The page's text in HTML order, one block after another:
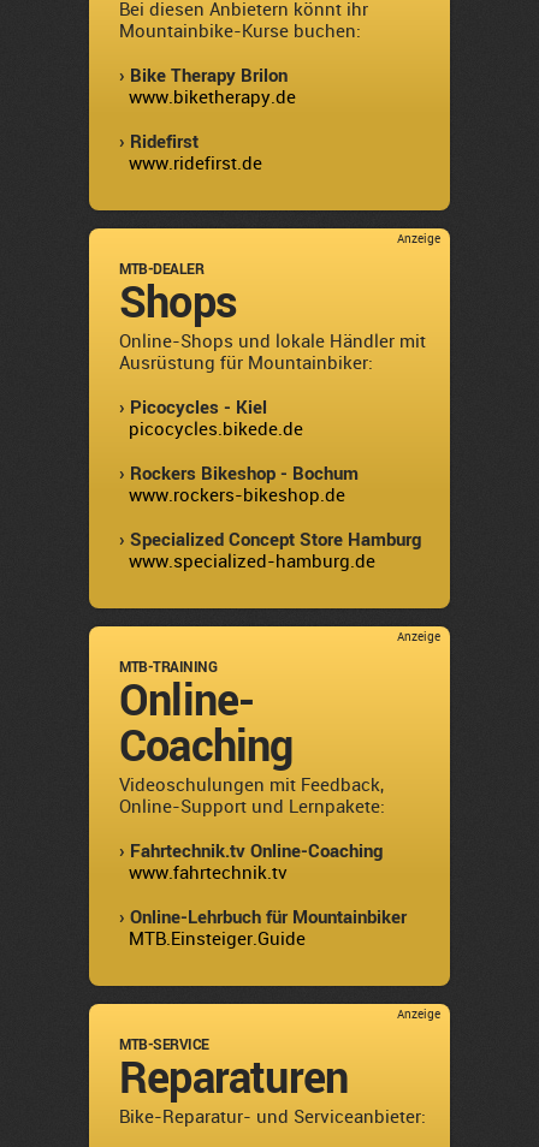
Bei diesen Anbietern könnt ihr
Mountainbike-Kurse buchen:
› Bike Therapy Brilon
www.biketherapy.de
› Ridefirst
www.ridefirst.de
Anzeige
MTB-DEALER
Shops
Online-Shops und lokale Händler mit
Ausrüstung für Mountainbiker:
› Picocycles - Kiel
picocycles.bikede.de
› Rockers Bikeshop - Bochum
www.rockers-bikeshop.de
› Specialized Concept Store Hamburg
www.specialized-hamburg.de
Anzeige
MTB-TRAINING
Online-
Coaching
Videoschulungen mit Feedback,
Online-Support und Lernpakete:
› Fahrtechnik.tv Online-Coaching
www.fahrtechnik.tv
› Online-Lehrbuch für Mountainbiker
MTB.Einsteiger.Guide
Anzeige
MTB-SERVICE
Reparaturen
Bike-Reparatur- und Serviceanbieter: